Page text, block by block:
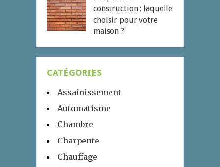
construction : laquelle
choisir pour votre
maison ?
CATÉGORIES
Assainissement
Automatisme
Chambre
Charpente
Chauffage